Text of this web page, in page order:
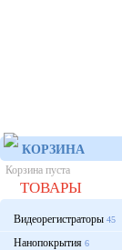
КОРЗИНА
Корзина пуста
ТОВАРЫ
Видеорегистраторы 45
Нанопокрытия 6